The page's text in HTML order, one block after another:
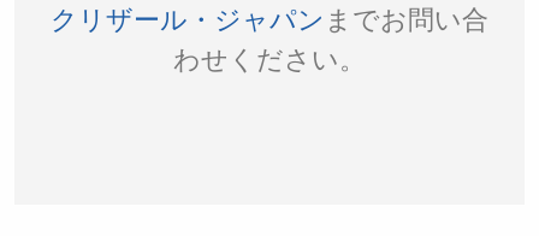
クリザール・ジャパン までお問い合
わせください。